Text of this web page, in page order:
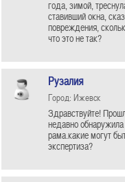
года, зимой,
ставивший окна,
повреждения,
что это не так?
Рузалия
Город: Ижевск
Здравствуйте!
недавно обнаружила
рама.какие могут
экспертиза?